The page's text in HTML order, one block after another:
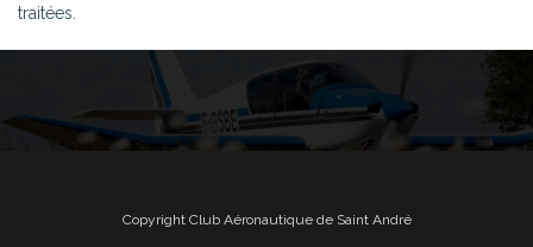
traitées
Copyright Club Aéronautique de Saint André